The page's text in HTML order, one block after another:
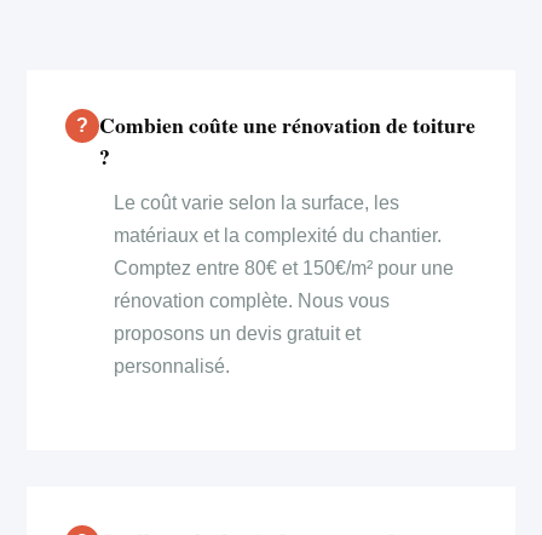
Combien coûte une rénovation de toiture
?
Le coût varie selon la surface, les
matériaux et la complexité du chantier.
Comptez entre 80€ et 150€/m² pour une
rénovation complète. Nous vous
proposons un devis gratuit et
personnalisé.